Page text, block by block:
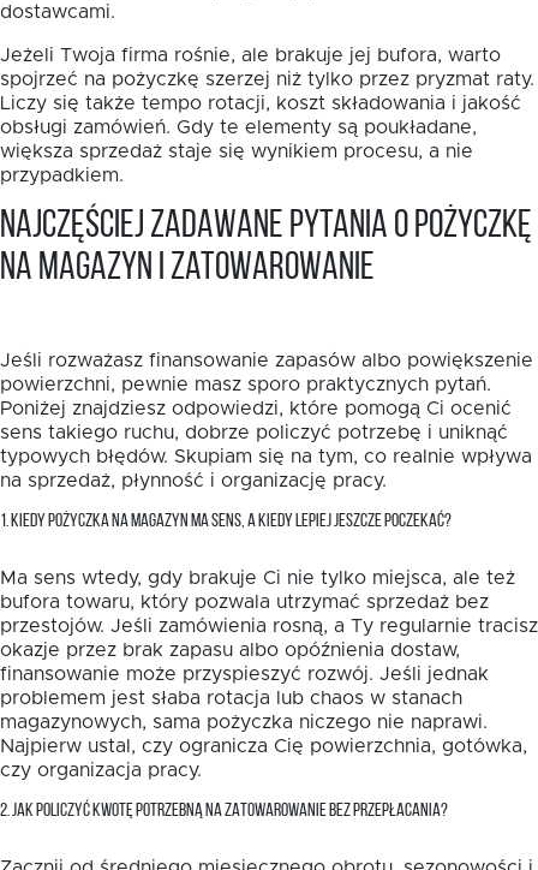
dostawcami.
Jeżeli Twoja firma rośnie, ale brakuje jej bufora, warto
spojrzeć na pożyczkę szerzej niż tylko przez pryzmat raty.
Liczy się także tempo rotacji, koszt składowania i jakość
obsługi zamówień. Gdy te elementy są poukładane,
większa sprzedaż staje się wynikiem procesu, a nie
przypadkiem.
Najczęściej zadawane pytania o pożyczkę
na magazyn i zatowarowanie
Jeśli rozważasz finansowanie zapasów albo powiększenie
powierzchni, pewnie masz sporo praktycznych pytań.
Poniżej znajdziesz odpowiedzi, które pomogą Ci ocenić
sens takiego ruchu, dobrze policzyć potrzebę i uniknąć
typowych błędów. Skupiam się na tym, co realnie wpływa
na sprzedaż, płynność i organizację pracy.
1. KIEDY POŻYCZKA NA MAGAZYN MA SENS, A KIEDY LEPIEJ JESZCZE POCZEKAĆ?
Ma sens wtedy, gdy brakuje Ci nie tylko miejsca, ale też
bufora towaru, który pozwala utrzymać sprzedaż bez
przestojów. Jeśli zamówienia rosną, a Ty regularnie tracisz
okazje przez brak zapasu albo opóźnienia dostaw,
finansowanie może przyspieszyć rozwój. Jeśli jednak
problemem jest słaba rotacja lub chaos w stanach
magazynowych, sama pożyczka niczego nie naprawi.
Najpierw ustal, czy ogranicza Cię powierzchnia, gotówka,
czy organizacja pracy.
2. JAK POLICZYĆ KWOTĘ POTRZEBNĄ NA ZATOWAROWANIE BEZ PRZEPŁACANIA?